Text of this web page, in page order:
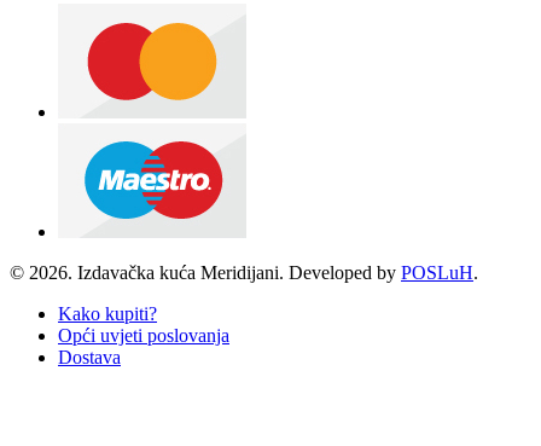
© 2026. Izdavačka kuća Meridijani. Developed by POSLuH.
Kako kupiti?
Opći uvjeti poslovanja
Dostava